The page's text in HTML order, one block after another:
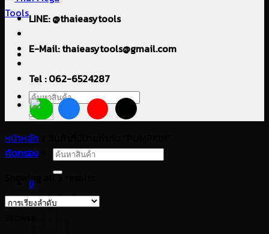
ค้นหา:
ค้นหา:
0
ตะกร้าสินค้า
LINE: @thaieasytools
E-Mail: thaieasytools@gmail.com
Tel : 062-6524287
หน้าหลัก
คัดกรอง
Showing all 3 results